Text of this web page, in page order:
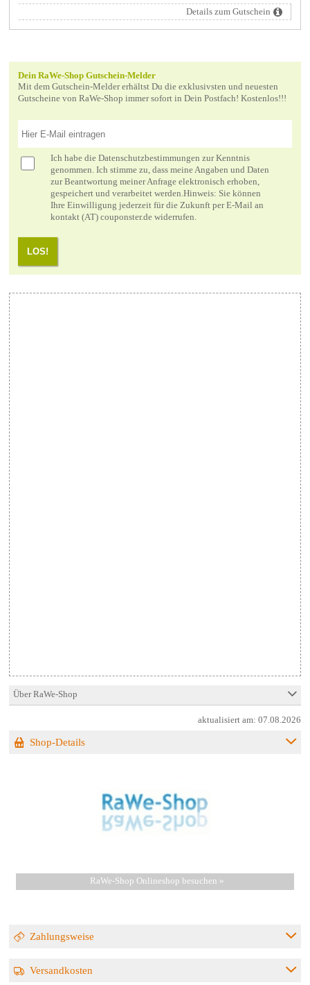
Details zum Gutschein
Dein RaWe-Shop Gutschein-Melder
Mit dem Gutschein-Melder erhältst Du die exklusivsten und neuesten
Gutscheine von RaWe-Shop immer sofort in Dein Postfach! Kostenlos!!!
Ich habe die Datenschutzbestimmungen zur Kenntnis
genommen. Ich stimme zu, dass meine Angaben und Daten
zur Beantwortung meiner Anfrage elektronisch erhoben,
gespeichert und verarbeitet werden.Hinweis: Sie können
Ihre Einwilligung jederzeit für die Zukunft per E-Mail an
kontakt (AT) couponster.de widerrufen.
LOS!
Über RaWe-Shop
aktualisiert am:07.08.2026
Shop-Details
RaWe-Shop Onlineshop besuchen »
Zahlungsweise
Versandkosten